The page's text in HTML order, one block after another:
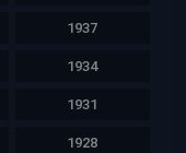
1937
1934
1931
1928